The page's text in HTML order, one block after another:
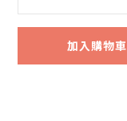
加入購物車